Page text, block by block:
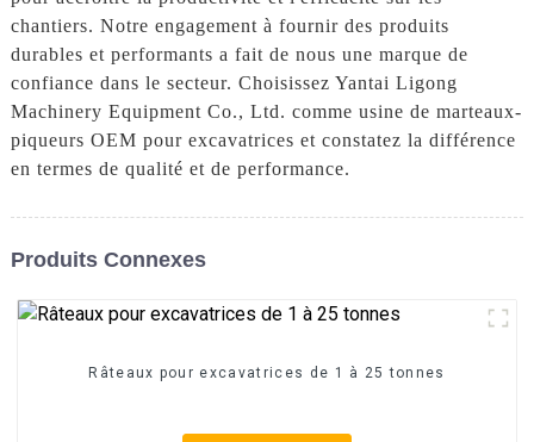
chantiers. Notre engagement à fournir des produits
durables et performants a fait de nous une marque de
confiance dans le secteur. Choisissez Yantai Ligong
Machinery Equipment Co., Ltd. comme usine de marteaux-
piqueurs OEM pour excavatrices et constatez la différence
en termes de qualité et de performance.
Produits Connexes
Râteaux pour excavatrices de 1 à 25 tonnes